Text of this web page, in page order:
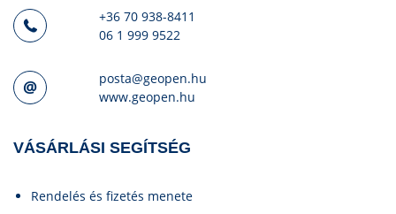
+36 70 938-8411
06 1 999 9522
posta@geopen.hu
www.geopen.hu
VÁSÁRLÁSI SEGÍTSÉG
Rendelés és fizetés menete